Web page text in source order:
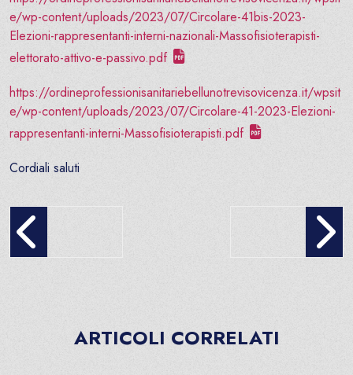
e/wp-content/uploads/2023/07/Circolare-41bis-2023-
Elezioni-rappresentanti-interni-nazionali-Massofisioterapisti-
elettorato-attivo-e-passivo.pdf
https://ordineprofessionisanitariebellunotrevisovicenza.it/wpsit
e/wp-content/uploads/2023/07/Circolare-41-2023-Elezioni-
rappresentanti-interni-Massofisioterapisti.pdf
Cordiali saluti
Equivalenza per iscritti ESE – sentenza TAR Piemonte n.
Convocazione
ARTICOLI CORRELATI